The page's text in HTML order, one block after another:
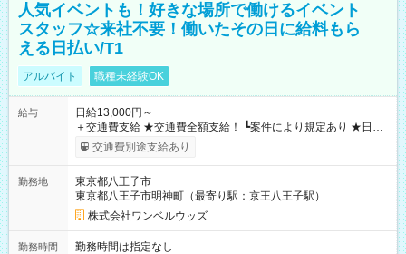
人気イベントも！好きな場所で働けるイベント
スタッフ☆来社不要！働いたその日に給料もら
える日払い/T1
アルバイト 職種未経験OK
給与
日給13,000円～
＋交通費支給 ★交通費全額支給！ ┗案件により規定あり ★日払
いOK！（規定あり） ┗働いたその日に現金GET♪ お仕事後はコ
ンビニATMから 日払い分を引き落とせます！ 【試用期間】試
交通費別途支給あり
勤務地
東京都八王子市
東京都八王子市明神町（最寄り駅：京王八王子駅）
株式会社ワンベルウッズ
勤務時間
勤務時間は指定なし